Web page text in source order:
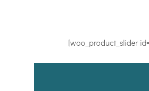
[woo_product_slider